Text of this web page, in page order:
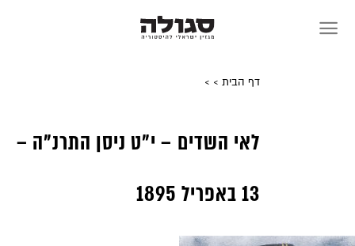
דף הבית>
>
לאי השדים – י”ט ניסן התרנ”ה –
13 באפריל 1895